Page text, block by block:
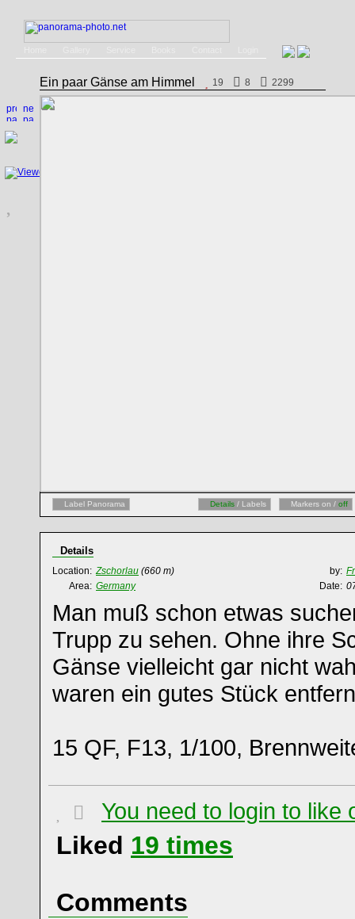
Ein paar Gänse am Himmel 19 8 2299
Label Panorama Details / Labels Markers on / off
Details
Location: Zschorlau (660 m) by:
Area: Germany Date:
Man muß schon etwas
Trupp zu sehen. Ohne ihre
Gänse vielleicht gar nicht
waren ein gutes Stück
15 QF, F13, 1/100,
You need to login to like
Liked 19 times
Comments